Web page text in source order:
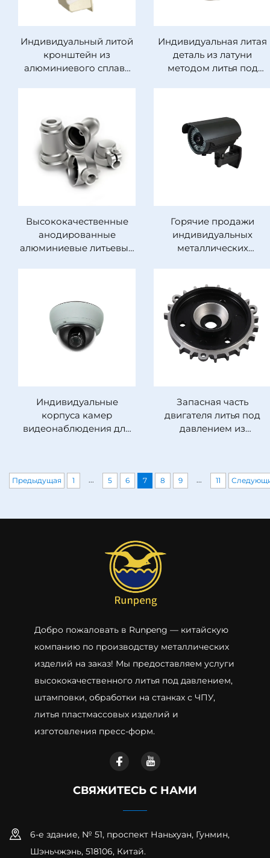
Индивидуальный литой
кронштейн из
алюминиевого сплава
Индивидуальная литая
деталь из латуни
методом литья под
Высококачественные
анодированные
алюминиевые литьевые
сплава, изготовленные
из железного материала
Горячие продажи
индивидуальных
металлических
камер
видеонаблюдения для
домашних систем
безопасности
Индивидуальные
корпуса камер
видеонаблюдения для
Запасная часть
двигателя литья под
давлением из
Предыдущая 1 ... 5 6 7 8 9 ... 11
Добро пожаловать в Runpeng — китайскую
компанию по производству металлических
изделий на заказ! Мы предоставляем услуги
высококачественного литья под давлением,
штамповки, обработки на станках с ЧПУ,
литья пластмассовых изделий и
изготовления пресс-форм.
СВЯЖИТЕСЬ С НАМИ
6-е здание, № 51, проспект Наньхуан, Гунмин,
Шэньчжэнь, 518106, Китай.